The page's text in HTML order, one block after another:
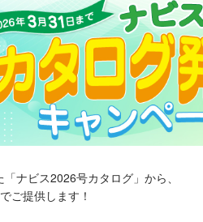
ナビス2026号カタログ」から、
ご提供します！